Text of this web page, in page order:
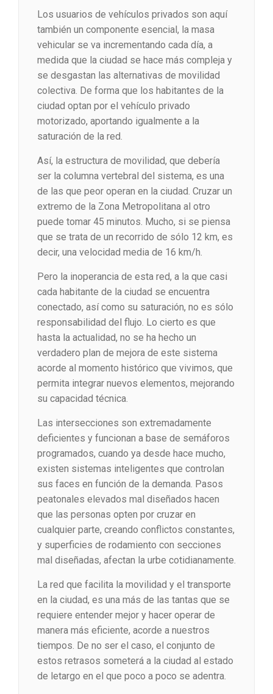
Los usuarios de vehículos privados son aquí
también un componente esencial, la masa
vehicular se va incrementando cada día, a
medida que la ciudad se hace más compleja y
se desgastan las alternativas de movilidad
colectiva. De forma que los habitantes de la
ciudad optan por el vehículo privado
motorizado, aportando igualmente a la
saturación de la red.
Así, la estructura de movilidad, que debería
ser la columna vertebral del sistema, es una
de las que peor operan en la ciudad. Cruzar un
extremo de la Zona Metropolitana al otro
puede tomar 45 minutos. Mucho, si se piensa
que se trata de un recorrido de sólo 12 km, es
decir, una velocidad media de 16 km/h.
Pero la inoperancia de esta red, a la que casi
cada habitante de la ciudad se encuentra
conectado, así como su saturación, no es sólo
responsabilidad del flujo. Lo cierto es que
hasta la actualidad, no se ha hecho un
verdadero plan de mejora de este sistema
acorde al momento histórico que vivimos, que
permita integrar nuevos elementos, mejorando
su capacidad técnica.
Las intersecciones son extremadamente
deficientes y funcionan a base de semáforos
programados, cuando ya desde hace mucho,
existen sistemas inteligentes que controlan
sus faces en función de la demanda. Pasos
peatonales elevados mal diseñados hacen
que las personas opten por cruzar en
cualquier parte, creando conflictos constantes,
y superficies de rodamiento con secciones
mal diseñadas, afectan la urbe cotidianamente.
La red que facilita la movilidad y el transporte
en la ciudad, es una más de las tantas que se
requiere entender mejor y hacer operar de
manera más eficiente, acorde a nuestros
tiempos. De no ser el caso, el conjunto de
estos retrasos someterá a la ciudad al estado
de letargo en el que poco a poco se adentra.